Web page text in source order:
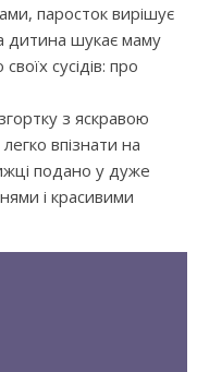
паросток вирішує
дитина шукає маму
сусідів: про
з яскравою
впізнати на
подано у дуже
і красивими